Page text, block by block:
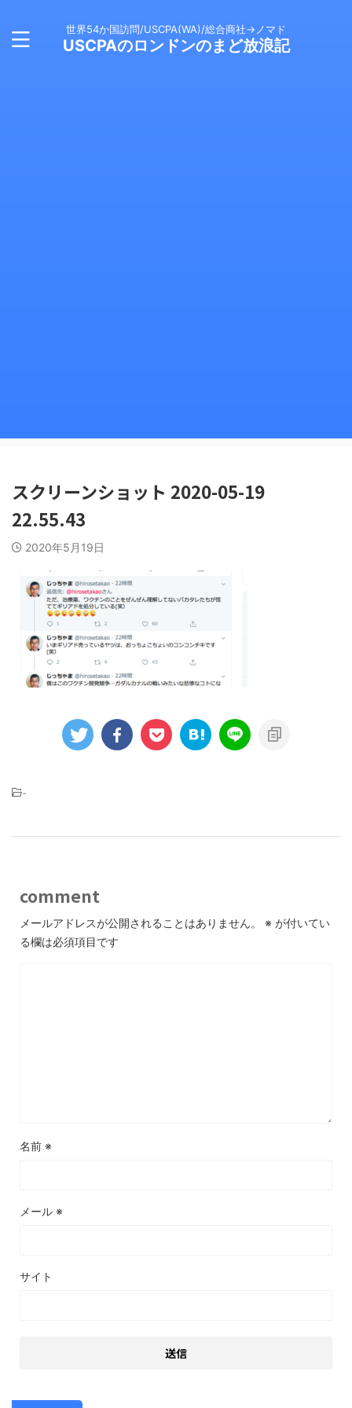
世界54か国訪問/USCPA(WA)/総合商社→ノマド
USCPAのロンドンのまど放浪記
スクリーンショット 2020-05-19
22.55.43
2020年5月19日
-
comment
メールアドレスが公開されることはありません。 ※ が付いてい
る欄は必須項目です
名前 ※
メール ※
サイト